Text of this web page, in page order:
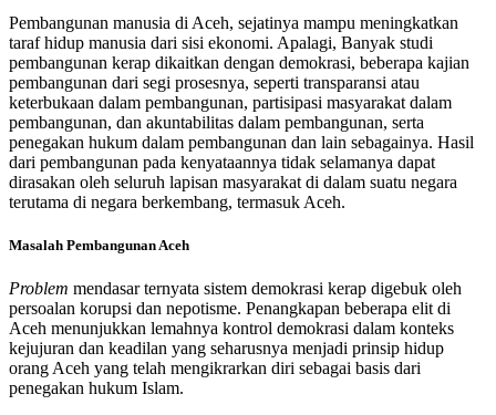
Pembangunan manusia di Aceh, sejatinya mampu meningkatkan
taraf hidup manusia dari sisi ekonomi. Apalagi, Banyak studi
pembangunan kerap dikaitkan dengan demokrasi, beberapa kajian
pembangunan dari segi prosesnya, seperti transparansi atau
keterbukaan dalam pembangunan, partisipasi masyarakat dalam
pembangunan, dan akuntabilitas dalam pembangunan, serta
penegakan hukum dalam pembangunan dan lain sebagainya. Hasil
dari pembangunan pada kenyataannya tidak selamanya dapat
dirasakan oleh seluruh lapisan masyarakat di dalam suatu negara
terutama di negara berkembang, termasuk Aceh.
Masalah Pembangunan Aceh
Problem mendasar ternyata sistem demokrasi kerap digebuk oleh
persoalan korupsi dan nepotisme. Penangkapan beberapa elit di
Aceh menunjukkan lemahnya kontrol demokrasi dalam konteks
kejujuran dan keadilan yang seharusnya menjadi prinsip hidup
orang Aceh yang telah mengikrarkan diri sebagai basis dari
penegakan hukum Islam.